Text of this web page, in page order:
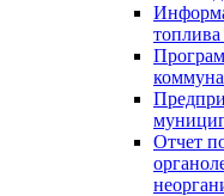
топлива
Отчет